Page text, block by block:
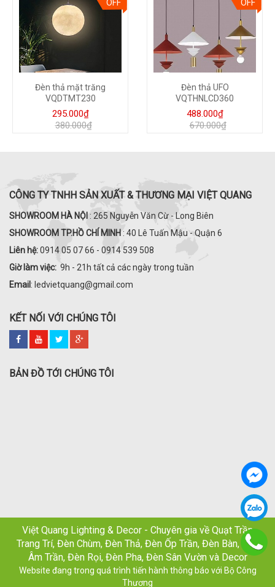
OFF
Đèn thả mặt trăng
VQDTMT230
295.000₫
380.000₫
OFF
Đèn thả UFO
VQTHNLCD360
488.000₫
670.000₫
CÔNG TY TNHH SẢN XUẤT & THƯƠNG MẠI VIỆT QUANG
SHOWROOM HÀ NỘI : 265 Nguyễn Văn Cừ - Long Biên
SHOWROOM TP.HỒ CHÍ MINH : 40 Lê Tuấn Mậu - Quận 6
Liên hệ:0914 05 07 66 - 0914 539 508
Giờ làm việc: 9h - 21h tất cả các ngày trong tuần
Email : ledvietquang@gmail.com
KẾT NỐI VỚI CHÚNG TÔI
BẢN ĐỒ TỚI CHÚNG TÔI
Việt Quang Lighting & Decor - Chuyên gia về Quạt Trần
Trang Trí, Đèn Chùm, Đèn Thả, Đèn Ốp Trần, Đèn Bàn, Đèn
Âm Trần, Đèn Rọi, Đèn Pha, Đèn Sân Vườn và Decor
Website đang trong quá trình tiến hành thông báo với Bộ Công
Thương